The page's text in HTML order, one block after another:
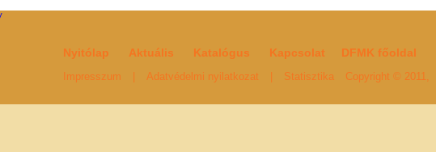
Nyitólap Aktuális Katalógus Kapcsolat DFMK főoldal
Impresszum Adatvédelmi nyilatkozat Statisztika Copyright © 2011,